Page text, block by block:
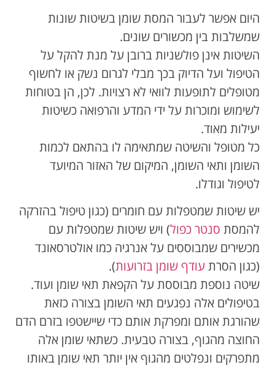
היום אפשר לעבור המסת שומן בשיטות שונות
שמשלבות בין מכשורים שונים.
השיטות אינן פולשניות ברובן על מנת להקל על
הטיפול ועל הדיוק בכך מבלי לגרום נשק או לחשוף
מטופלים לתופעות לוואי לא רצויות. לכן, הן בטוחות
לשימוש ומוכרות על ידי המדע והרפואה כשיטות
יעילות מאוד.
כל מטופל והשיטה שמתאימה לו בהתאם לכמות
השומן ותאי השומן, המיקום של האזור המיועד
לטיפול וגודלו.
יש שיטות שמטפלות עם חומרים (כגון טיפול בהזרקה
להמסת סנטר כפול) ויש שיטות שמטפלות עם
מכשירים שמבוססים על אנרגיה כמו אולטרסאונד
(כגון הסרתעודף שומן בזרועות).
שיטה נוספת מבוססת על הקפאת תאי שומן ועוד.
בטיפולים אלה נפגעים תאי השומן בצורה כזאת
שהורגת אותם ומפרקת אותם כדי שיישטפו בזרם הדם
החוצה מהגוף, בצורה טבעית. כשתאי שומן אלה
מתפרקים ונפלטים מהגוף אין יותר תאי שומן באותו